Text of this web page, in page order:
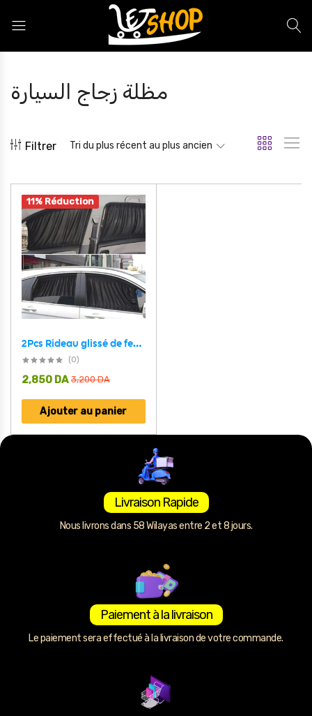
مظلة زجاج السيارة
Filtrer Tri du plus récent au plus ancien
11% Réduction
2Pcs Rideau glissé de fenêtre Protection UV pour Voiture – ستار نوافذ جانبية في السيارة
(0)
3,200DA
2,850 DA
Ajouter au panier
Livraison Rapide
Nous livrons dans 58 Wilayas entre 2 et 8 jours.
Paiement à la livraison
Le paiement sera effectué à la livraison de votre commande.